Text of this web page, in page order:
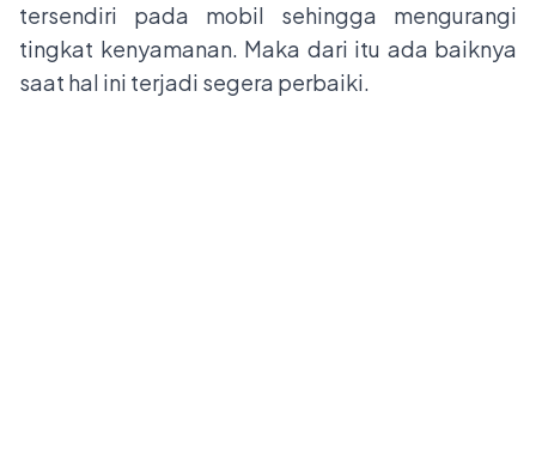
tersendiri pada mobil sehingga mengurangi
tingkat kenyamanan. Maka dari itu ada baiknya
saat hal ini terjadi segera perbaiki.